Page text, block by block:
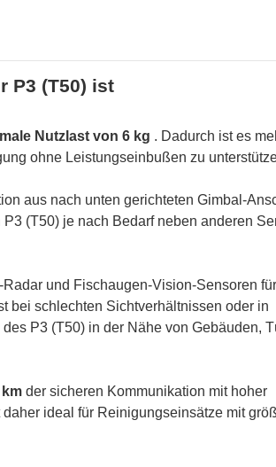
P3 (T50) ist
Nutzlast von 6 kg . Dadurch ist es
ohne Leistungseinbußen zu
aus nach unten gerichteten Gimbal-
(T50) je nach Bedarf neben anderen
und Fischaugen-Vision-Sensoren für
bei schlechten Sichtverhältnissen oder in
P3 (T50) in der Nähe von Gebäuden,
kmder sicheren Kommunikation mit hoher
ideal für Reinigungseinsätze mit